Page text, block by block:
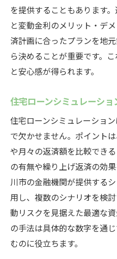
を提供することもあります
と変動金利のメリット・デ
済計画に合ったプランを地
ら決めることが重要です。
と安心感が得られます。
住宅ローンシミュレーショ
住宅ローンシミュレーショ
で欠かせません。ポイント
や月々の返済額を比較でき
の有無や繰り上げ返済の効
川市の金融機関が提供する
用し、複数のシナリオを検
動リスクを見据えた最適な
の手法は具体的な数字を通
むのに役立ちます。